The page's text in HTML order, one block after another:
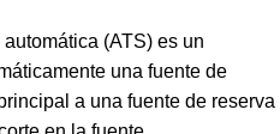
(ATS) es un
una fuente de
a una fuente de reserva